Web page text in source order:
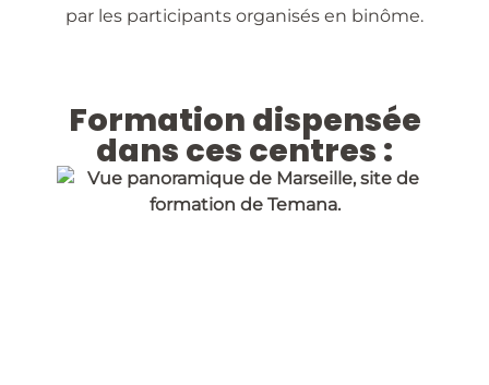
par les participants organisés en binôme.
Formation dispensée
dans ces centres :